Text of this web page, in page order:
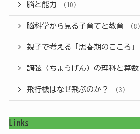
脳と能力 (10)
脳科学から見る子育てと教育 (8)
親子で考える「思春期のこころ」
調弦（ちょうげん）の理科と算数
飛行機はなぜ飛ぶのか？ (3)
Links